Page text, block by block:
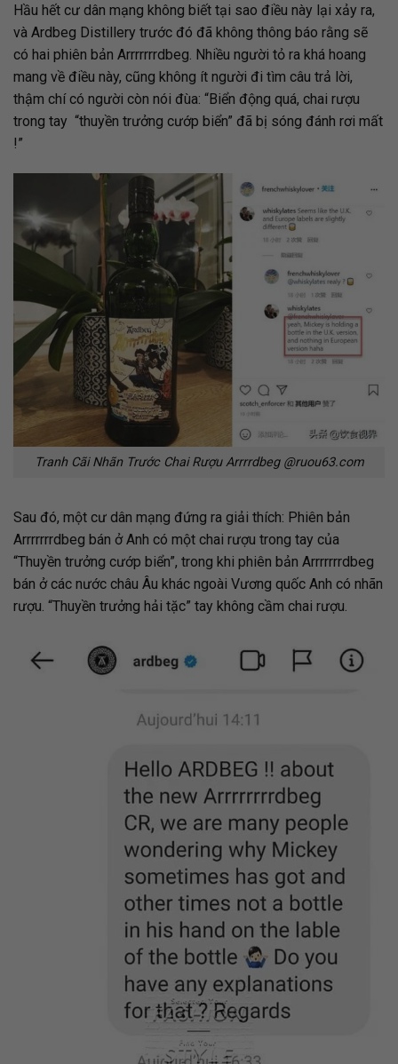
Hầu hết cư dân mạng không biết tại sao điều này lại xảy ra,
và Ardbeg Distillery trước đó đã không thông báo rằng sẽ
có hai phiên bản Arrrrrrrdbeg. Nhiều người tỏ ra khá hoang
mang về điều này, cũng không ít người đi tìm câu trả lời,
thậm chí có người còn nói đùa: “Biển động quá, chai rượu
trong tay “thuyền trưởng cướp biển” đã bị sóng đánh rơi mất
!”
Tranh Cãi Nhãn Trước Chai Rượu Arrrrdbeg @ruou63.com
Sau đó, một cư dân mạng đứng ra giải thích: Phiên bản
Arrrrrrrdbeg bán ở Anh có một chai rượu trong tay của
“Thuyền trưởng cướp biển”, trong khi phiên bản Arrrrrrrdbeg
bán ở các nước châu Âu khác ngoài Vương quốc Anh có nhãn
rượu. “Thuyền trưởng hải tặc” tay không cầm chai rượu.